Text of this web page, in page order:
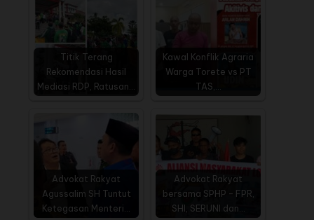
Titik Terang
Rekomendasi Hasil
Mediasi RDP, Ratusan…
Kawal Konflik Agraria
Warga Torete vs PT
TAS,…
Advokat Rakyat
Agussalim SH Tuntut
Ketegasan Menteri…
Advokat Rakyat
bersama SPHP - FPR,
SHI, SERUNI dan…